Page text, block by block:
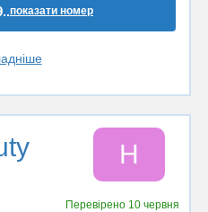
показати номер
H
Перевірено 10 червня